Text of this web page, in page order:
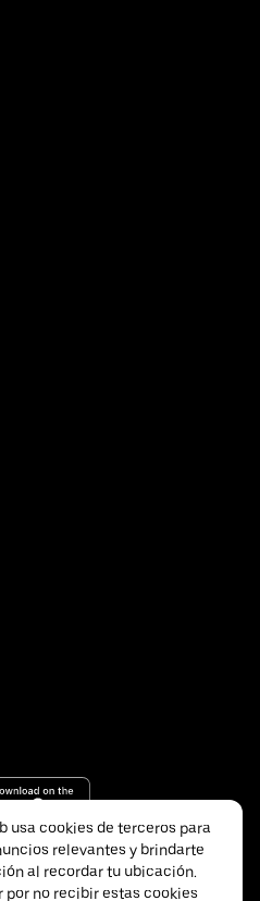
usa cookies de terceros para
relevantes y brindarte
al recordar tu ubicación.
por no recibir estas cookies